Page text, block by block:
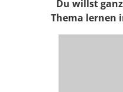
Du willst
Thema lernen